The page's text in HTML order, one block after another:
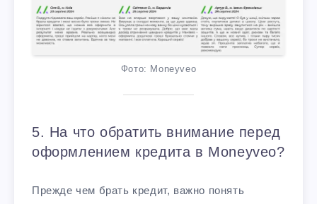
Фото: Moneyveo
5. На что обратить внимание перед
оформлением кредита в Moneyveo?
Прежде чем брать кредит, важно понять